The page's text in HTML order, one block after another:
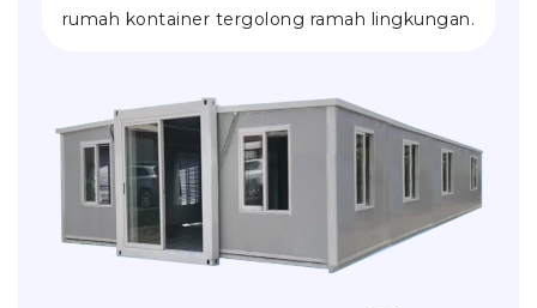
rumah kontainer tergolong ramah lingkungan.